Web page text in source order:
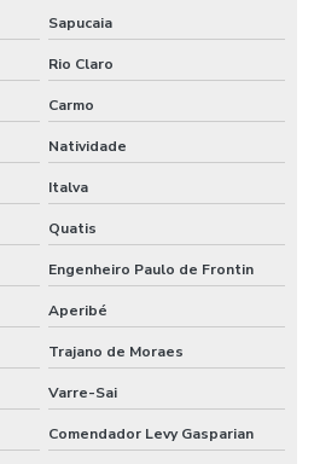
Sapucaia
Rio Claro
Carmo
Natividade
Italva
Quatis
Engenheiro Paulo de Frontin
Aperibé
Trajano de Moraes
Varre-Sai
Comendador Levy Gasparian